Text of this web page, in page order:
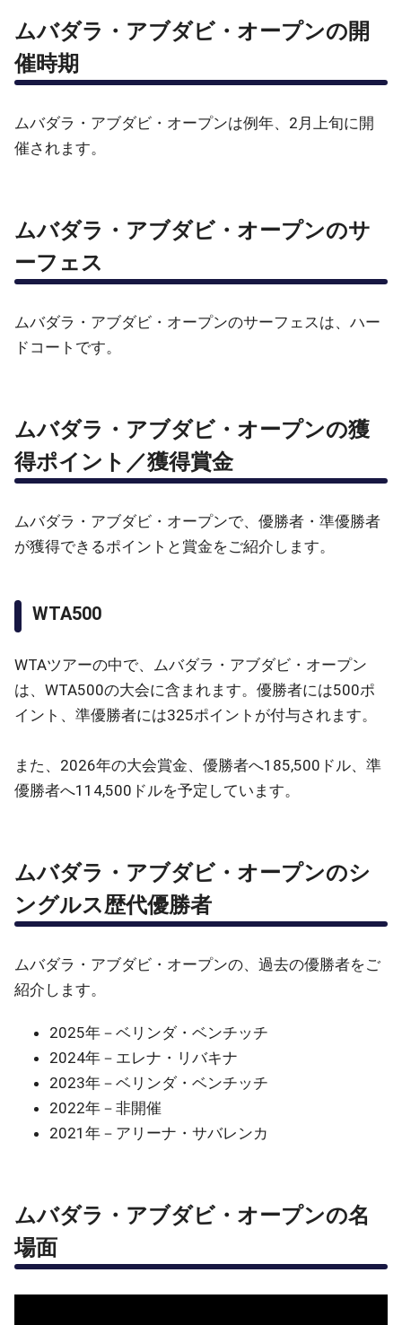
ムバダラ・アブダビ・オープンの開
催時期
ムバダラ・アブダビ・オープンは例年、2月上旬に開
催されます。
ムバダラ・アブダビ・オープンのサ
ーフェス
ムバダラ・アブダビ・オープンのサーフェスは、ハー
ドコートです。
ムバダラ・アブダビ・オープンの獲
得ポイント／獲得賞金
ムバダラ・アブダビ・オープンで、優勝者・準優勝者
が獲得できるポイントと賞金をご紹介します。
WTA500
WTAツアーの中で、ムバダラ・アブダビ・オープン
は、WTA500の大会に含まれます。優勝者には500ポ
イント、準優勝者には325ポイントが付与されます。
また、2026年の大会賞金、優勝者へ185,500ドル、準
優勝者へ114,500ドルを予定しています。
ムバダラ・アブダビ・オープンのシ
ングルス歴代優勝者
ムバダラ・アブダビ・オープンの、過去の優勝者をご
紹介します。
2025年－ベリンダ・ベンチッチ
2024年－エレナ・リバキナ
2023年－ベリンダ・ベンチッチ
2022年－非開催
2021年－アリーナ・サバレンカ
ムバダラ・アブダビ・オープンの名
場面